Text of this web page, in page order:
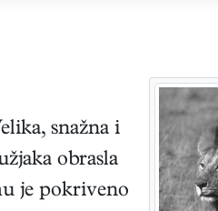
snažna i
obrasla
je pokriveno